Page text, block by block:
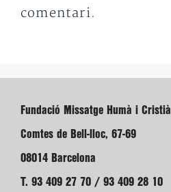
comentari.
Fundació Missatge Humà i Cristià
Comtes de Bell-lloc, 67-69
08014 Barcelona
T. 93 409 27 70 / 93 409 28 10